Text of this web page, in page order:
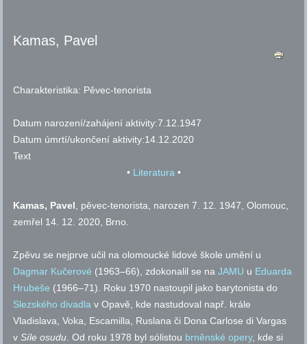
Kamas, Pavel
Charakteristika: Pěvec-tenorista
Datum narození/zahájení aktivity:7.12.1947
Datum úmrtí/ukončení aktivity:14.12.2020
Text
• Literatura•
Kamas, Pavel, pěvec-tenorista, narozen 7. 12. 1947, Olomouc,
zemřel 14. 12. 2020, Brno.
Zpěvu se nejprve učil na olomoucké lidové škole umění u
Dagmar Kučerové (1963–66), zdokonalil se naJAMU u Eduarda
Hrubeše (1966–71). Roku 1970 nastoupil jako barytonista do
Slezského divadla v Opavě, kde nastudoval např. krále
Vladislava, Voka, Escamilla, Ruslana či Dona Carlose di Vargas
vSíle osudu. Od roku 1978 byl sólistou brněnské opery, kde si